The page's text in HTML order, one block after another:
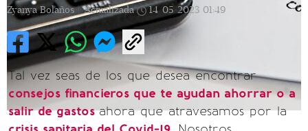
Zyanya Bolaños | Actualizada 14/05/2023 01:49
Tal vez seas de los que desea encontrar
consejos financieros que te ayudan ahorrar o a
salir de gastosahora que atravesamos por la